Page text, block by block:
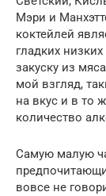
Мэри и
коктейлей
гладких
закуску из
мой взгляд,
на вкус и в то
количество
Самую малую
вовсе не